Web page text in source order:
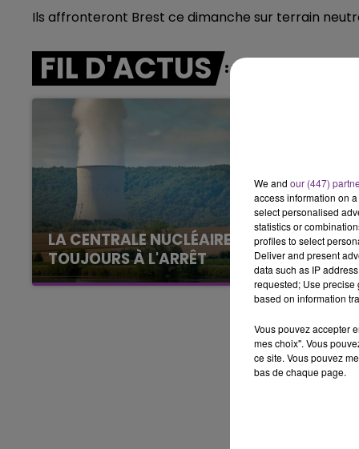
5h00 - 6h00
Ils affronteront Brest ce dimanche sur terrain
FIL D'ACTUS
LA CENTRALE NUCLÉAIRE DE CHOOZ
TOUJOURS À L'ARRÊT
Cela fait déjà une semaine que la centrale
nucléaire ardennaise est à l'arrêt. Une situation
We and our (447)
access information on
select personalised
statistics or
profiles to select
Deliver and present
data such as IP
requested; Use precise
based on information
Vous pouvez accepter
mes choix". Vous
ce site. Vous pouvez
bas de chaque page.